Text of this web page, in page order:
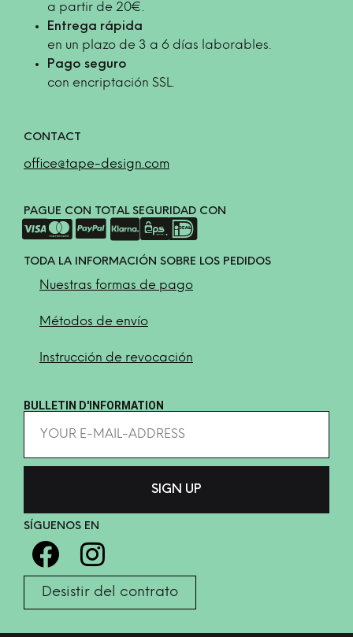
a partir de 20€.
Entrega rápida
en un plazo de 3 a 6 días laborables.
Pago seguro
con encriptación SSL.
CONTACT
office@tape-design.com
PAGUE CON TOTAL SEGURIDAD CON
TODA LA INFORMACIÓN SOBRE LOS PEDIDOS
Nuestras formas de pago
Métodos de envío
Instrucción de revocación
BULLETIN D'INFORMATION
SÍGUENOS EN
Desistir del contrato